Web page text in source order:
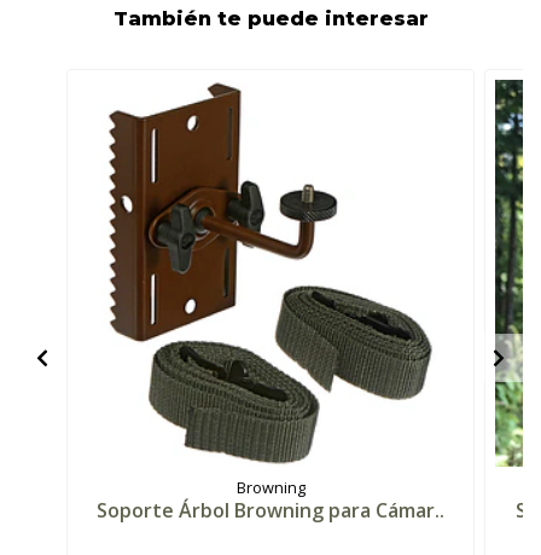
También te puede interesar
Browning
Soporte Árbol Browning para Cámar..